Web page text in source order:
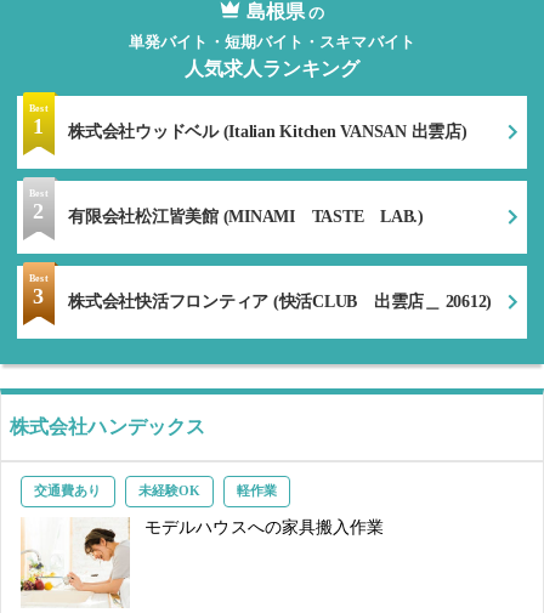
島根県 の
単発バイト・短期バイト・スキマバイト
人気求人ランキング
Best
1 株式会社ウッドベル (Italian Kitchen VANSAN 出雲店)
Best
2 有限会社松江皆美館 (MINAMI TASTE LAB.)
Best
3 株式会社快活フロンティア (快活CLUB 出雲店＿ 20612)
株式会社ハンデックス
交通費あり 未経験OK 軽作業
モデルハウスへの家具搬入作業